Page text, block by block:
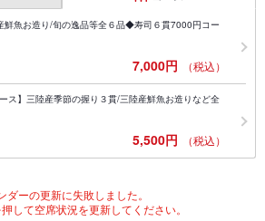
鮮魚お造り/旬の逸品等全６品◆寿司６貫7000円コー
7,000円 （税込）
ス】三陸産季節の握り３貫/三陸産鮮魚お造りなど全
5,500円 （税込）
ダーの更新に失敗しました。
して空席状況を更新してください。